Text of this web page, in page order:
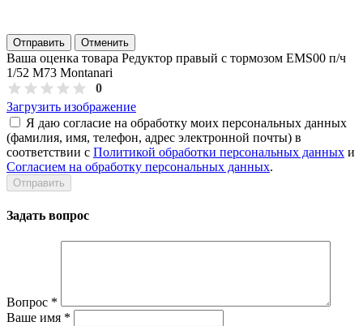
Отправить Отменить
Ваша оценка товара Редуктор правый с тормозом EMS00 п/ч
1/52 M73 Montanari
0
Загрузить изображение
Я даю согласие на обработку моих персональных данных
(фамилия, имя, телефон, адрес электронной почты) в
соответствии с Политикой обработки персональных данных и
Согласием на обработку персональных данных.
Задать вопрос
Вопрос *
Ваше имя *